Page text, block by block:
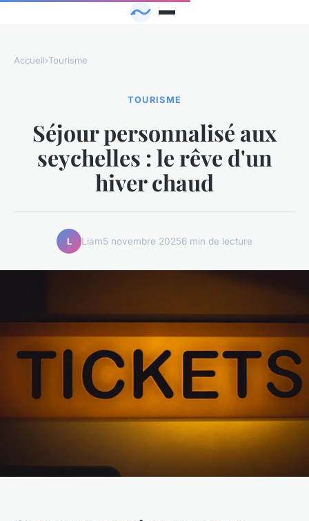
Accueil›Tourisme
TOURISME
Séjour personnalisé aux
seychelles : le rêve d'un
hiver chaud
L Liam5 novembre 20256 min de lecture